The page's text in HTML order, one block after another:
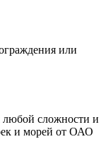
или
любой сложности и
и морей от ОАО